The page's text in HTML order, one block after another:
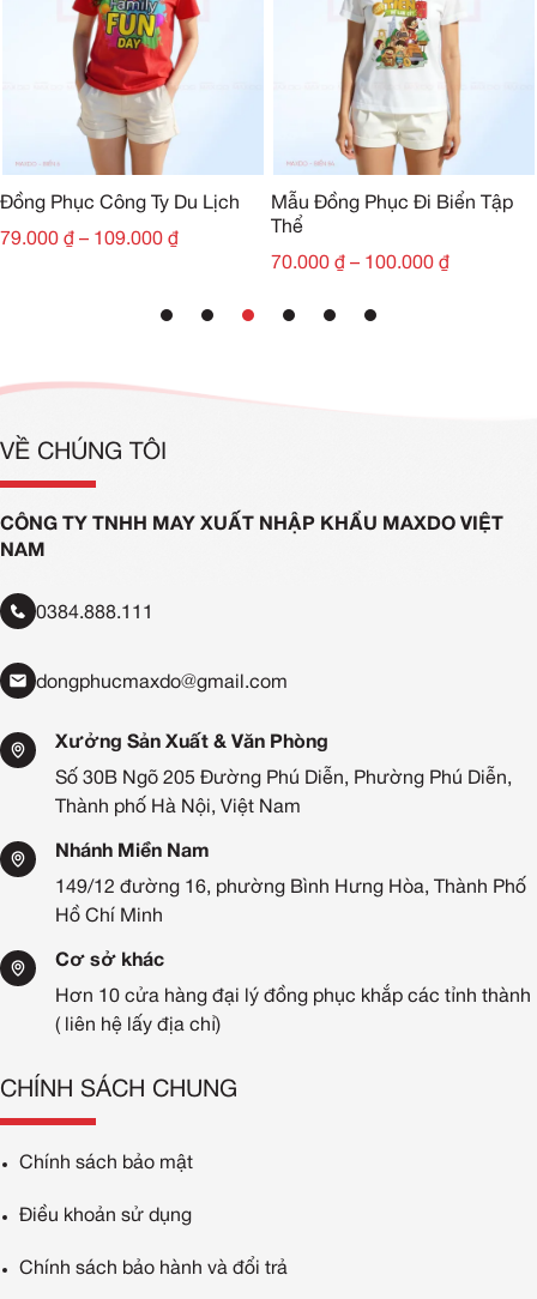
Đồng Phục Công Ty Du Lịch
79.000 ₫ – 109.000 ₫
Mẫu Đồng Phục Đi Biển Tập
Thể
70.000 ₫ – 100.000 ₫
VỀ CHÚNG TÔI
CÔNG TY TNHH MAY XUẤT NHẬP KHẨU MAXDO VIỆT
NAM
0384.888.111
dongphucmaxdo@gmail.com
Xưởng Sản Xuất & Văn Phòng
Số 30B Ngõ 205 Đường Phú Diễn, Phường Phú Diễn,
Thành phố Hà Nội, Việt Nam
Nhánh Miền Nam
149/12 đường 16, phường Bình Hưng Hòa, Thành Phố
Hồ Chí Minh
Cơ sở khác
Hơn 10 cửa hàng đại lý đồng phục khắp các tỉnh thành
( liên hệ lấy địa chỉ)
CHÍNH SÁCH CHUNG
Chính sách bảo mật
Điều khoản sử dụng
Chính sách bảo hành và đổi trả